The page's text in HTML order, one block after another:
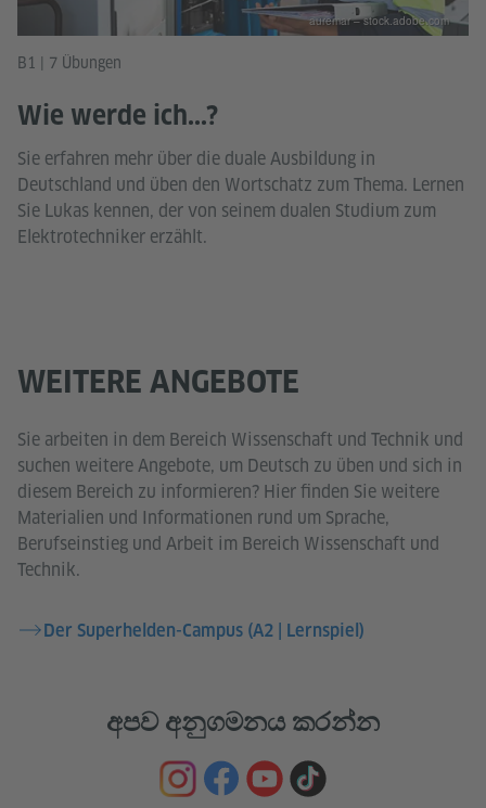
B1 | 7 Übungen
Wie werde ich...?
Sie erfahren mehr über die duale Ausbildung in
Deutschland und üben den Wortschatz zum Thema. Lernen
Sie Lukas kennen, der von seinem dualen Studium zum
Elektrotechniker erzählt.
auremar – stock.adobe.com
WEITERE ANGEBOTE
Sie arbeiten in dem Bereich Wissenschaft und Technik und
suchen weitere Angebote, um Deutsch zu üben und sich in
diesem Bereich zu informieren? Hier finden Sie weitere
Materialien und Informationen rund um Sprache,
Berufseinstieg und Arbeit im Bereich Wissenschaft und
Technik.
Der Superhelden-Campus (A2 | Lernspiel)
අපව අනුගමනය කරන්න